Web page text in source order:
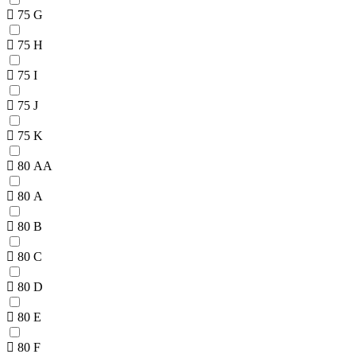
75 G
75 H
75 I
75 J
75 K
80 AA
80 A
80 B
80 C
80 D
80 E
80 F